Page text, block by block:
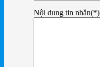
Nội dung tin nhắn(*)